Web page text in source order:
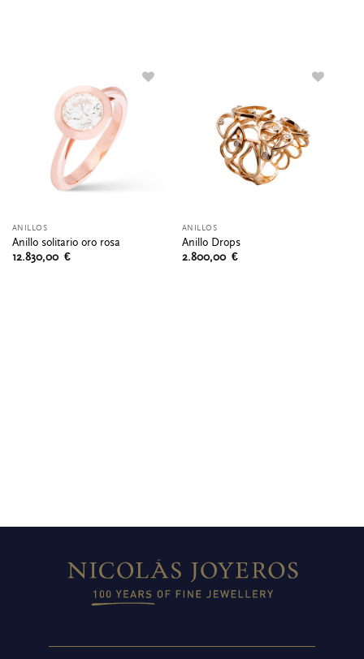
ANILLOS
Anillo solitario oro rosa
12.830,00 €
ANILLOS
Anillo Drops
2.800,00 €